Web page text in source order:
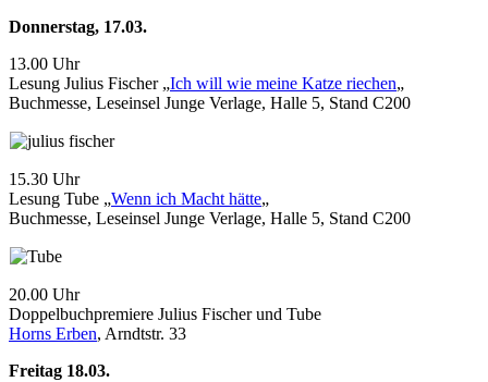
Donnerstag, 17.03.
13.00 Uhr
Lesung Julius Fischer „Ich will wie meine Katze riechen„
Buchmesse, Leseinsel Junge Verlage, Halle 5, Stand C200
15.30 Uhr
Lesung Tube „Wenn ich Macht hätte„
Buchmesse, Leseinsel Junge Verlage, Halle 5, Stand C200
20.00 Uhr
Doppelbuchpremiere Julius Fischer und Tube
Horns Erben, Arndtstr. 33
Freitag 18.03.